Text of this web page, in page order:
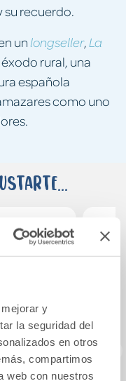
y
la seguridad del
en otros
compartimos
web con nuestros
su recuerdo.
unlongseller,La
rural, una
española
como uno